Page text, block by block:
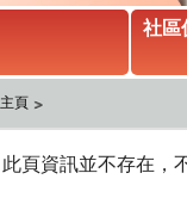
社區
主頁